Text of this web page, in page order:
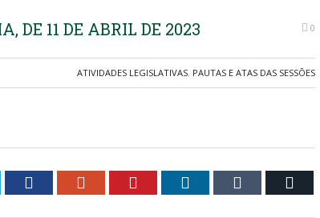
DE 11 DE ABRIL DE 2023 0
ATIVIDADES LEGISLATIVAS, PAUTAS E ATAS DAS SESSÕES
Facebook Google+ Pinterest LinkedIn Tumblr